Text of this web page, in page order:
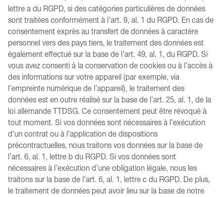
lettre a du RGPD, si des catégories particulières de données
sont traitées conformément à l’art. 9, al. 1 du RGPD. En cas de
consentement exprès au transfert de données à caractère
personnel vers des pays tiers, le traitement des données est
également effectué sur la base de l’art. 49, al. 1, du RGPD. Si
vous avez consenti à la conservation de cookies ou à l’accès à
des informations sur votre appareil (par exemple, via
l’empreinte numérique de l’appareil), le traitement des
données est en outre réalisé sur la base de l’art. 25, al. 1, de la
loi allemande TTDSG. Ce consentement peut être révoqué à
tout moment. Si vos données sont nécessaires à l’exécution
d’un contrat ou à l’application de dispositions
précontractuelles, nous traitons vos données sur la base de
l’art. 6, al. 1, lettre b du RGPD. Si vos données sont
nécessaires à l’exécution d’une obligation légale, nous les
traitons sur la base de l’art. 6, al. 1, lettre c du RGPD. De plus,
le traitement de données peut avoir lieu sur la base de notre